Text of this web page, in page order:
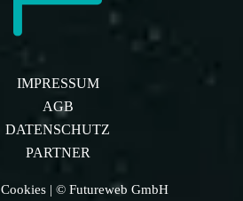
IMPRESSUM
AGB
DATENSCHUTZ
PARTNER
Cookies | © Futureweb GmbH